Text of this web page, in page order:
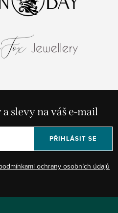
slevy na váš e-mail
ochrany osobních údajů
PŘIHLÁSIT SE